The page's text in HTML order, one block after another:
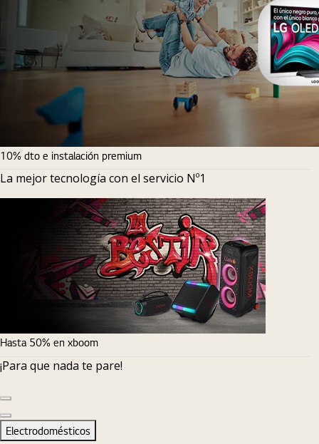
10% dto e instalación premium
La mejor tecnología con el servicio Nº1
Hasta 50% en xboom
¡Para que nada te pare!
Diapositiva siguiente
Electrodomésticos